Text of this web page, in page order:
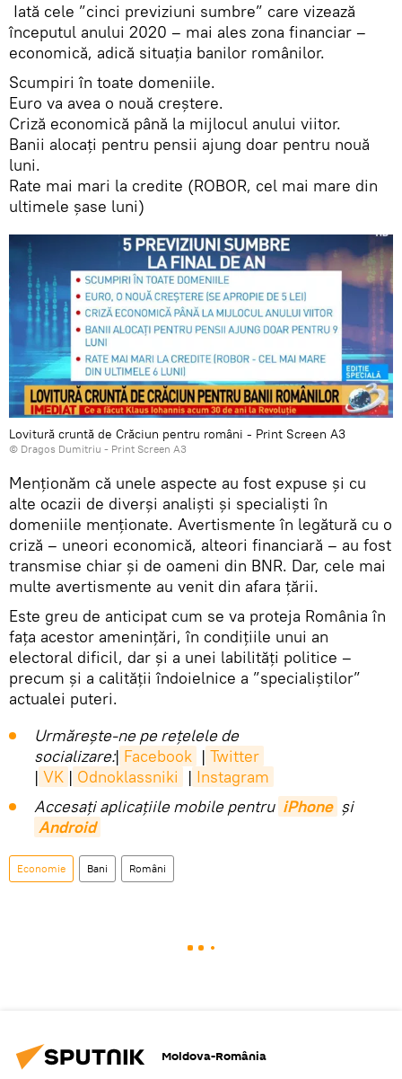
Iată cele ”cinci previziuni sumbre” care vizează
începutul anului 2020 – mai ales zona financiar –
economică, adică situația banilor românilor.
Scumpiri în toate domeniile.
Euro va avea o nouă creștere.
Criză economică până la mijlocul anului viitor.
Banii alocați pentru pensii ajung doar pentru nouă
luni.
Rate mai mari la credite (ROBOR, cel mai mare din
ultimele șase luni)
Lovitură cruntă de Crăciun pentru români - Print Screen A3
© Dragos Dumitriu - Print Screen A3
Menționăm că unele aspecte au fost expuse și cu
alte ocazii de diverși analiști și specialiști în
domeniile menționate. Avertismente în legătură cu o
criză – uneori economică, alteori financiară – au fost
transmise chiar și de oameni din BNR. Dar, cele mai
multe avertismente au venit din afara țării.
Este greu de anticipat cum se va proteja România în
fața acestor amenințări, în condițiile unui an
electoral dificil, dar și a unei labilități politice –
precum și a calității îndoielnice a ”specialiștilor”
actualei puteri.
Urmărește-ne pe rețelele de
socializare:| Facebook | Twitter
| VK | Odnoklassniki | Instagram
Accesaţi aplicaţiile mobile pentru iPhone și
Android
Economie Bani Români
Moldova-România